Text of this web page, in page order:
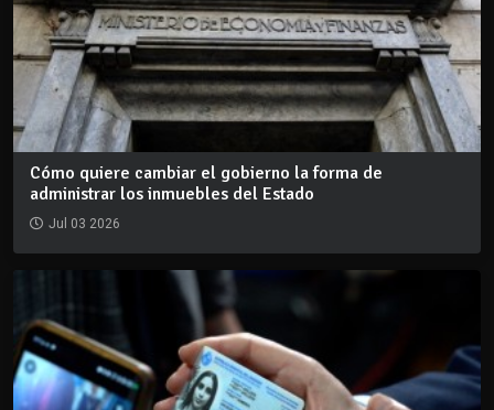
Cómo quiere cambiar el gobierno la forma de
administrar los inmuebles del Estado
Jul 03 2026